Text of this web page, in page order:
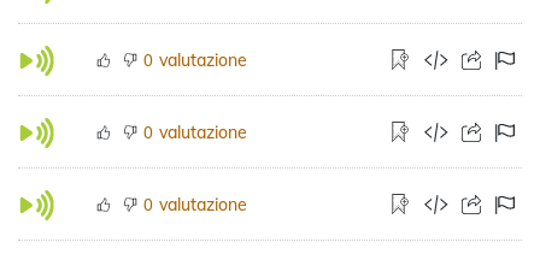
0 valutazione
0 valutazione
0 valutazione